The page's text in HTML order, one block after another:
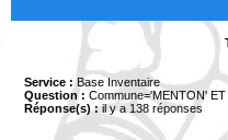
Service : Base Inventaire
Question : Commune='MENTON' ET
Réponse(s) :il y a 138 réponses